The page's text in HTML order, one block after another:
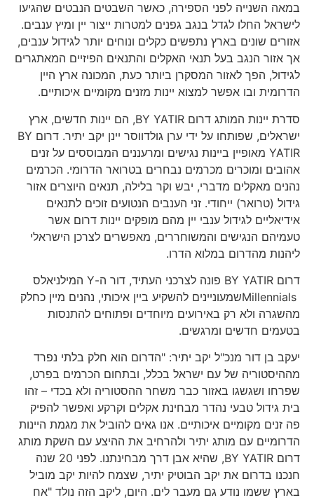
במאה השנייה לפני הספירה, כאשר השבטים הנבטים שהגיעו
לישראל החלו לגדל בנגב גפנים למטרות ייצור יין ומיץ ענבים.
אזורים שונים בארץ נתפשים כקלים ונוחים יותר לגידול ענבים,
אך אזור הנגב בעל תנאי האקלים והתנאים הפיזיים המאתגרים
לגידול, הפך לאזור המסקרן ביותר כעת, המכונה ארץ היין
הדרומית ובו אפשר למצוא יינות מזנים מקומיים איכותיים.
סדרת יינות המותג דרום BY YATIR, הם יינות חדשים, ארץ
ישראלים, שפותחו על ידי ערן גולדווסר יינן יקב יתיר. דרום BY
YATIR מאופיין ביינות נגישים ומרעננים המבוססים על זנים
אהובים ומוכרים מכרמים נבחרים בטרואר הדרומי. הכרמים
נהנים מאקלים מדברי, יבש וקר בלילה, תנאים היוצרים אזור
גידול (טרואר) ייחודי. זני הענבים הנטועים זוכים לתנאים
אידיאליים לגידול ענבי יין מהם מופקים יינות דרום אשר
טעמיהם הנגישים והמשוחררים, מאפשרים לצרכן הישראלי
ליהנות מהדרום במלוא הדרו.
דרום BY YATIR פונה לצרכני העתיד, דור ה-Y המילניאלס
Millennialsשמעוניינים להשקיע ביין איכותי, נהנים מיין כחלק
מהשגרה ולא רק באירועים מיוחדים ופתוחים להתנסות
בטעמים חדשים ומרגשים.
יעקב בן דור מנכ"ל יקב יתיר: "הדרום הוא חלק בלתי נפרד
מההיסטוריה של עם ישראל בכלל, ובתחום הכרמים בפרט,
שפרחו ושגשגו באזור כבר משחר ההסטוריה ולא בכדי – זהו
בית גידול טבעי נהדר מבחינת אקלים וקרקע ואפשר להפיק
פה זנים מקומיים איכותיים. אנו גאים להוביל את מגמת היינות
הדרומיים עם מותג יתיר ולהרחיב את ההיצע עם השקת מותג
דרום BY YATIR, שהיא אבן דרך מבחינתנו. לפני 20 שנה
חנכנו בדרום את יקב הבוטיק יתיר, שצמח להיות יקב מוביל
בארץ ששמו נודע גם מעבר לים. היום, ליקב הזה נולד "אח